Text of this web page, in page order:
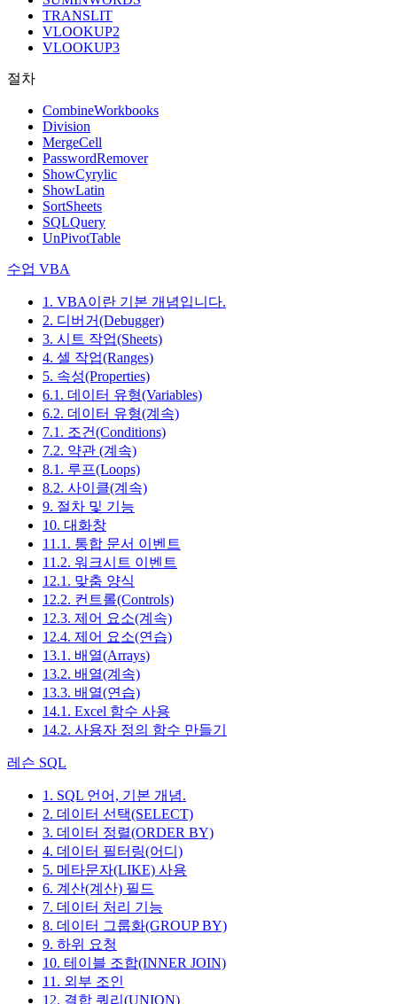
TRANSLIT
VLOOKUP2
VLOOKUP3
절차
CombineWorkbooks
Division
MergeCell
PasswordRemover
ShowCyrylic
ShowLatin
SortSheets
SQLQuery
UnPivotTable
수업 VBA
1. VBA이란 기본 개념입니다.
2. 디버거(Debugger)
3. 시트 작업(Sheets)
4. 셀 작업(Ranges)
5. 속성(Properties)
6.1. 데이터 유형(Variables)
6.2. 데이터 유형(계속)
7.1. 조건(Conditions)
7.2. 약관 (계속)
8.1. 루프(Loops)
8.2. 사이클(계속)
9. 절차 및 기능
10. 대화창
11.1. 통합 문서 이벤트
11.2. 워크시트 이벤트
12.1. 맞춤 양식
12.2. 컨트롤(Controls)
12.3. 제어 요소(계속)
12.4. 제어 요소(연습)
13.1. 배열(Arrays)
13.2. 배열(계속)
13.3. 배열(연습)
14.1. Excel 함수 사용
14.2. 사용자 정의 함수 만들기
레슨 SQL
1. SQL 언어, 기본 개념.
2. 데이터 선택(SELECT)
3. 데이터 정렬(ORDER BY)
4. 데이터 필터링(어디)
5. 메타문자(LIKE) 사용
6. 계산(계산) 필드
7. 데이터 처리 기능
8. 데이터 그룹화(GROUP BY)
9. 하위 요청
10. 테이블 조합(INNER JOIN)
11. 외부 조인
12. 결합 쿼리(UNION)